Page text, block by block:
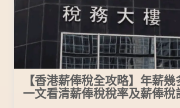
【香港薪俸稅全攻略】年薪幾
一文看清薪俸稅稅率及薪俸稅